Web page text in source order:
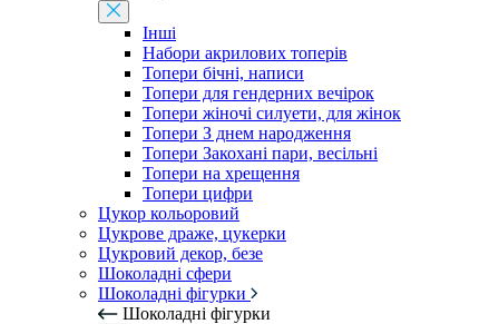
Інші
Набори акрилових топерів
Топери бічні, написи
Топери для гендерних вечірок
Топери жіночі силуети, для жінок
Топери З днем ​​народження
Топери Закохані пари, весільні
Топери на хрещення
Топери цифри
Цукор кольоровий
Цукрове драже, цукерки
Цукровий декор, безе
Шоколадні сфери
Шоколадні фігурки
Шоколадні фігурки